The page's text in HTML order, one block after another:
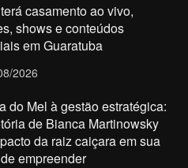
casamento ao vivo,
shows e conteúdos
em Guaratuba
2026
do Mel à gestão estratégica:
de Bianca Martinowsky
da raiz caiçara em sua
empreender